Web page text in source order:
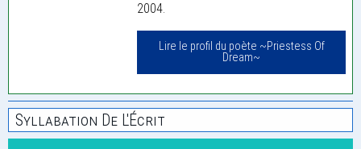
2004.
Lire le profil du poète ~Priestess Of
Dream~
Syllabation De L'Écrit